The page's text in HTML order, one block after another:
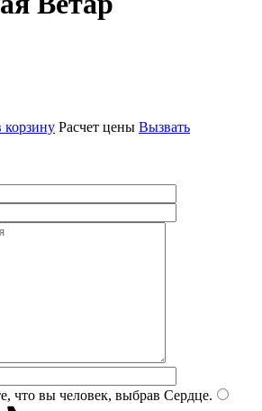
корзину Расчет цены Вызвать
что вы человек, выбрав Сердце.